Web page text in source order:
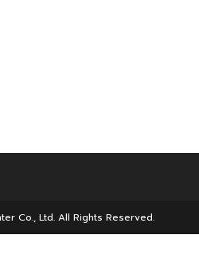
Co., Ltd. All Rights Reserved.